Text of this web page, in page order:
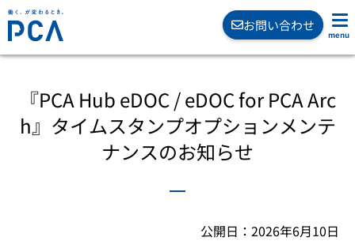
お問い合わせ
『PCA Hub eDOC / eDOC for PCA Arc
h』タイムスタンプオプションメンテ
ナンスのお知らせ
公開日：2026年6月10日